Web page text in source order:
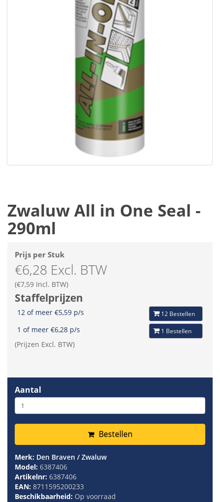
Zwaluw All in One Seal -
290ml
Prijs per Stuk
€6,28 Excl. BTW
(€7,59 Incl. BTW)
Staffelprijzen
12 of meer €5,59 p/s 12 Bestellen
1 of meer €6,28 p/s 1 Bestellen
(Prijzen Excl. BTW)
Aantal
Bestellen
Merk: Den Braven / Zwaluw
Model: 6387406
Artikelnr: 6387406
EAN: 8711595200233
Beschikbaarheid: Op voorraad